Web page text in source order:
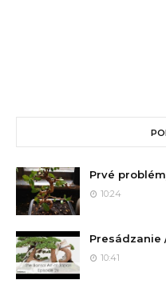
Prvé
10:24
Presádzanie
10:41